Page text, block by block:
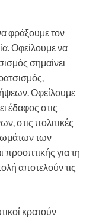
φράξουμε τον
Οφείλουμε να
σημαίνει
Οφείλουμε
έδαφος στις
στις πολιτικές
των
για τη
αποτελούν τις
κρατούν